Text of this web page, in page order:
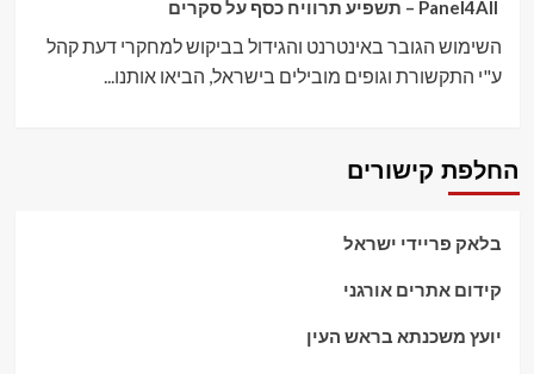
השימוש הגובר באינטרנט והגידול בביקוש למחקרי דעת קהל
ע"י התקשורת וגופים מובילים בישראל, הביאו אותנו...
החלפת קישורים
בלאק פריידי ישראל
קידום אתרים אורגני
יועץ משכנתא בראש העין